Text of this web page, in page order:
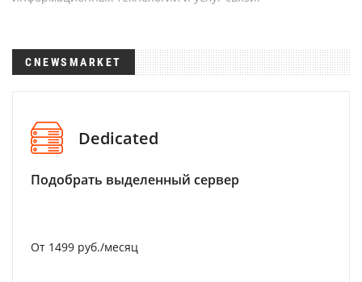
CNEWSMARKET
Dedicated
Подобрать выделенный сервер
От 1499 руб./месяц